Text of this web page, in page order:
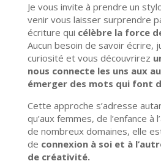
Je vous invite à prendre un
venir vous laisser surprendre
écriture qui célèbre la force
Aucun besoin de savoir écrire,
curiosité et vous découvrirez
nous connecte les uns aux
émerger des mots qui font
Cette approche s’adresse
qu’aux femmes, de l’enfance à
de nombreux domaines, elle
de connexion à soi et à
de créativité.